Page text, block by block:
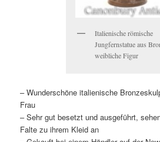
Italienische römische
Jungfernstatue aus
weibliche Figur
– Wunderschöne italienische
Frau
– Sehr gut besetzt und ausgeführt,
Falte zu ihrem Kleid an